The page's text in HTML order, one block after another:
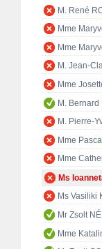
M. René
Mme
Mme
M. Jean-
Mme
M. Bernard
M. Pierre-
Mme
Mme
Ms
Ms Vasiliki
Mr Zsolt
Mme